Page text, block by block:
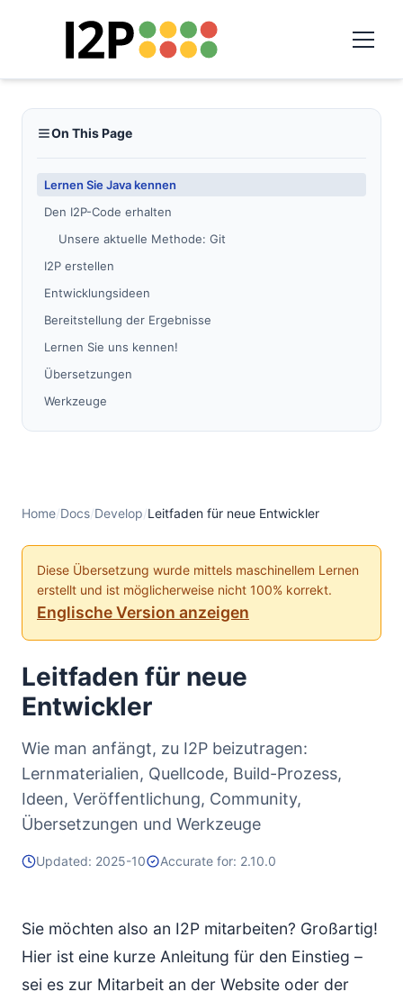
On This Page
Lernen Sie Java kennen
Den I2P-Code erhalten
Unsere aktuelle Methode: Git
I2P erstellen
Entwicklungsideen
Bereitstellung der Ergebnisse
Lernen Sie uns kennen!
Übersetzungen
Werkzeuge
Home/Docs/Develop/Leitfaden für neue Entwickler
Diese Übersetzung wurde mittels maschinellem Lernen
erstellt und ist möglicherweise nicht 100% korrekt.
Englische Version anzeigen
Leitfaden für neue
Entwickler
Wie man anfängt, zu I2P beizutragen:
Lernmaterialien, Quellcode, Build-Prozess,
Ideen, Veröffentlichung, Community,
Übersetzungen und Werkzeuge
Updated: 2025-10 Accurate for: 2.10.0
Sie möchten also an I2P mitarbeiten? Großartig!
Hier ist eine kurze Anleitung für den Einstieg –
sei es zur Mitarbeit an der Website oder der